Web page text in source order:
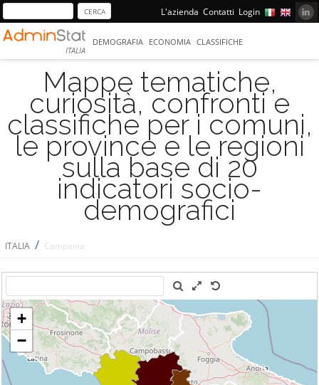
L'azienda Contatti Login
ITALIA
DEMOGRAFIA ECONOMIA CLASSIFICHE
Mappe tematiche,
curiosità, confronti e
classifiche per i comuni,
le province e le regioni
sulla base di 20
indicatori socio-
demografici
ITALIA / Campania